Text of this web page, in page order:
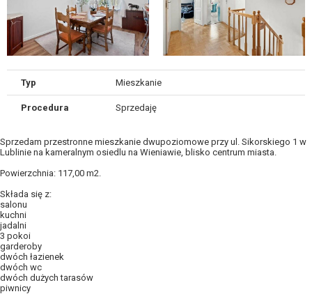
Typ Mieszkanie
Procedura Sprzedaję
Sprzedam przestronne mieszkanie dwupoziomowe przy ul. Sikorskiego 1 w
Lublinie na kameralnym osiedlu na Wieniawie, blisko centrum miasta.
Powierzchnia: 117,00 m2.
Składa się z:
salonu
kuchni
jadalni
3 pokoi
garderoby
dwóch łazienek
dwóch wc
dwóch dużych tarasów
piwnicy